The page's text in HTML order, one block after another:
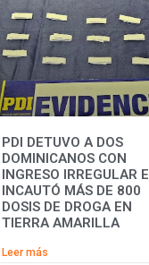
PDI DETUVO A DOS
DOMINICANOS CON
INGRESO IRREGULAR E
INCAUTÓ MÁS DE 800
DOSIS DE DROGA EN
TIERRA AMARILLA
Leer más